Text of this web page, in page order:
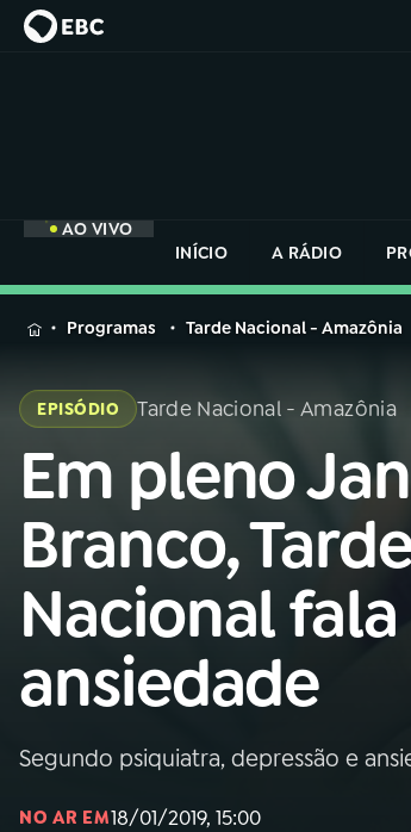
AO VIVO
INÍCIO
A RÁDIO
MENU
Buscar
na
Rádio
Nacional
AO VIVO
01INÍCIO
02 A RÁDIO
03PROGRAMAÇÃO
na
Rádio
Programas Tarde Nacional - Amazônia
EPISÓDIO Tarde Nacional - Amazônia
Em pleno
Branco,
Nacional
ansiedade
Segundo psiquiatra, depressão e
NO AR EM18/01/2019, 15:00